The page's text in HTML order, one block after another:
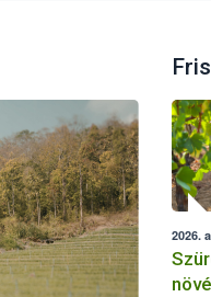
2026.